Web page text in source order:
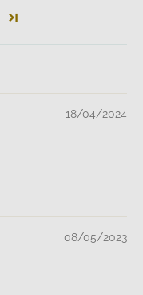
18/04/2024
08/05/2023